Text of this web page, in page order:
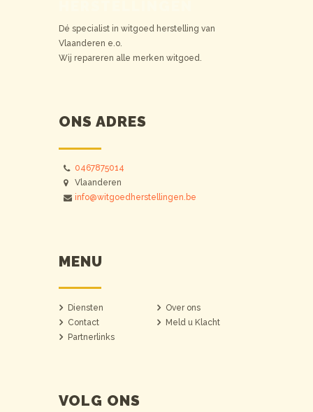
Dé specialist in witgoed herstelling van
Vlaanderen e.o.
Wij repareren alle merken witgoed.
ONS ADRES
0467875014
Vlaanderen
info@witgoedherstellingen.be
MENU
Diensten
Over ons
Contact
Meld u Klacht
Partnerlinks
VOLG ONS